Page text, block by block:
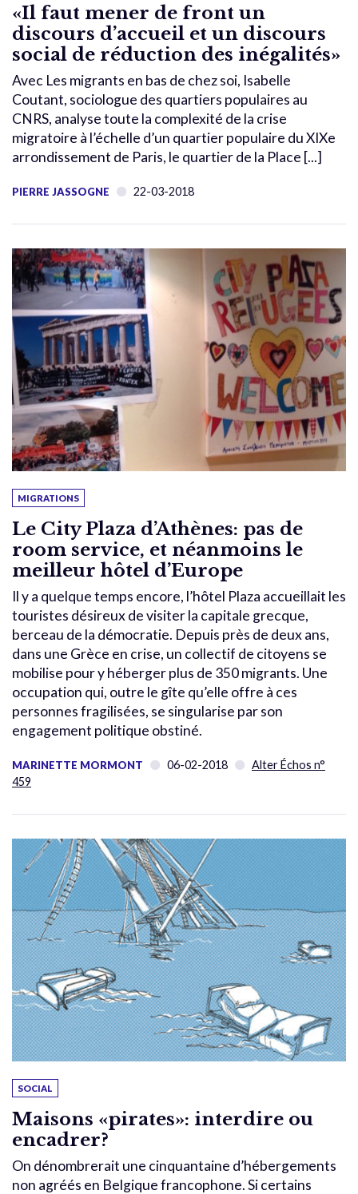
«Il faut mener de front un
discours d’accueil et un discours
social de réduction des inégalités»
Avec Les migrants en bas de chez soi, Isabelle
Coutant, sociologue des quartiers populaires au
CNRS, analyse toute la complexité de la crise
migratoire à l’échelle d’un quartier populaire du XIXe
arrondissement de Paris, le quartier de la Place [...]
PIERRE JASSOGNE 22-03-2018
MIGRATIONS
Le City Plaza d’Athènes: pas de
room service, et néanmoins le
meilleur hôtel d’Europe
Il y a quelque temps encore, l’hôtel Plaza accueillait les
touristes désireux de visiter la capitale grecque,
berceau de la démocratie. Depuis près de deux ans,
dans une Grèce en crise, un collectif de citoyens se
mobilise pour y héberger plus de 350 migrants. Une
occupation qui, outre le gîte qu’elle offre à ces
personnes fragilisées, se singularise par son
engagement politique obstiné.
MARINETTE MORMONT 06-02-2018
Alter Échos n°
459
SOCIAL
Maisons «pirates»: interdire ou
encadrer?
On dénombrerait une cinquantaine d’hébergements
non agréés en Belgique francophone. Si certains